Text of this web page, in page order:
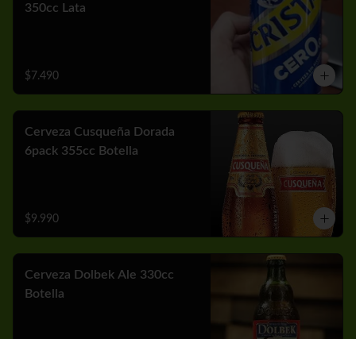
350cc Lata
$7.490
Cerveza Cusqueña Dorada
6pack 355cc Botella
$9.990
Cerveza Dolbek Ale 330cc
Botella